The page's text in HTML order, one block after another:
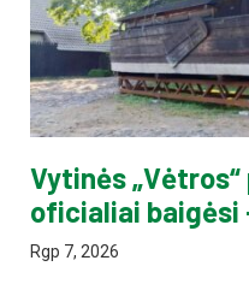
Vytinės
oficialiai baigėsi
Rgp 7, 2026